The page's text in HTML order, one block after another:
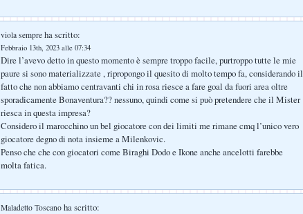
viola sempre ha scritto:
Febbraio 13th, 2023 alle 07:34
Dire l’avevo detto in questo momento è sempre troppo facile, purtroppo tutte le mie
paure si sono materializzate , ripropongo il quesito di molto tempo fa, considerando il
fatto che non abbiamo centravanti chi in rosa riesce a fare goal da fuori area oltre
sporadicamente Bonaventura?? nessuno, quindi come si può pretendere che il Mister
riesca in questa impresa?
Considero il marocchino un bel giocatore con dei limiti me rimane cmq l’unico vero
giocatore degno di nota insieme a Milenkovic.
Penso che che con giocatori come Biraghi Dodo e Ikone anche ancelotti farebbe
molta fatica.
Maladetto Toscano ha scritto: